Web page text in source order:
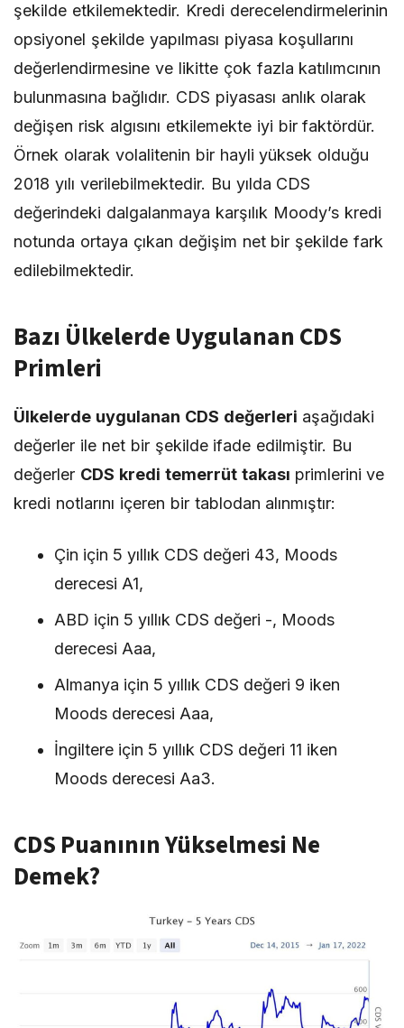
şekilde etkilemektedir. Kredi derecelendirmelerinin
opsiyonel şekilde yapılması piyasa koşullarını
değerlendirmesine ve likitte çok fazla katılımcının
bulunmasına bağlıdır. CDS piyasası anlık olarak
değişen risk algısını etkilemekte iyi bir faktördür.
Örnek olarak volalitenin bir hayli yüksek olduğu
2018 yılı verilebilmektedir. Bu yılda CDS
değerindeki dalgalanmaya karşılık Moody’s kredi
notunda ortaya çıkan değişim net bir şekilde fark
edilebilmektedir.
Bazı Ülkelerde Uygulanan CDS
Primleri
Ülkelerde uygulanan CDS değerleri aşağıdaki
değerler ile net bir şekilde ifade edilmiştir. Bu
değerler CDS kredi temerrüt takası primlerini ve
kredi notlarını içeren bir tablodan alınmıştır:
Çin için 5 yıllık CDS değeri 43, Moods
derecesi A1,
ABD için 5 yıllık CDS değeri -, Moods
derecesi Aaa,
Almanya için 5 yıllık CDS değeri 9 iken
Moods derecesi Aaa,
İngiltere için 5 yıllık CDS değeri 11 iken
Moods derecesi Aa3.
CDS Puanının Yükselmesi Ne
Demek?